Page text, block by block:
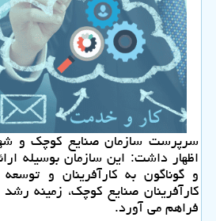
سرپرست سازمان صنایع كوچك و
اظهار داشت: این سازمان بوسیله
و گوناگون به كارآفرینان و
كارآفرینان صنایع كوچك، زمینه
فراهم می آورد.